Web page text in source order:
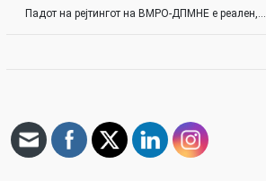
Падот на рејтингот на ВМРО-ДПМНЕ е реален,…